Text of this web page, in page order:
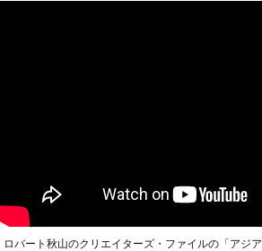
ロバート秋山のクリエイターズ・ファイルの「アジア